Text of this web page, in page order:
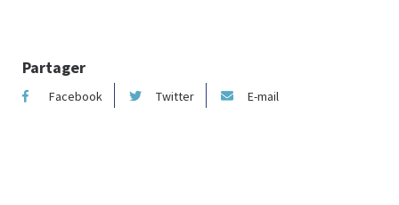
Partager
Facebook Twitter E-mail